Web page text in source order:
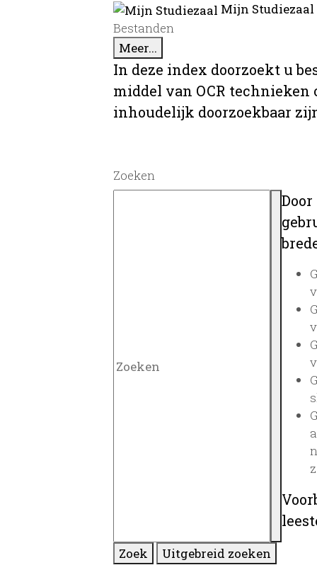
Mijn
Bestanden
Meer...
In deze index doorzoekt u
middel van OCR
inhoudelijk doorzoekbaar
Zoeken
Zoek Uitgebreid zoeken